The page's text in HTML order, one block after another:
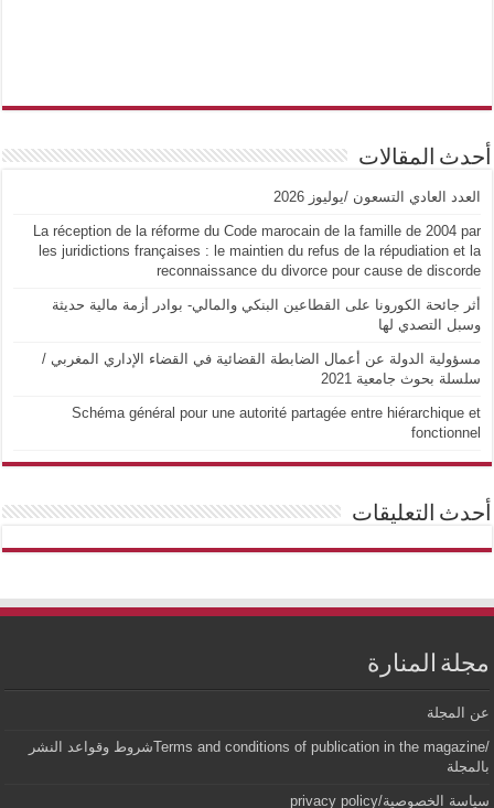
أحدث المقالات
العدد العادي التسعون /يوليوز 2026
La réception de la réforme du Code marocain de la famille de 2004 par
les juridictions françaises : le maintien du refus de la répudiation et la
reconnaissance du divorce pour cause de discorde
أثر جائحة الكورونا على القطاعين البنكي والمالي- بوادر أزمة مالية حديثة
وسبل التصدي لها
مسؤولية الدولة عن أعمال الضابطة القضائية في القضاء الإداري المغربي /
سلسلة بحوث جامعية 2021
Schéma général pour une autorité partagée entre hiérarchique et
fonctionnel
أحدث التعليقات
مجلة المنارة
عن المجلة
/Terms and conditions of publication in the magazineشروط وقواعد النشر
بالمجلة
سياسة الخصوصية/privacy policy